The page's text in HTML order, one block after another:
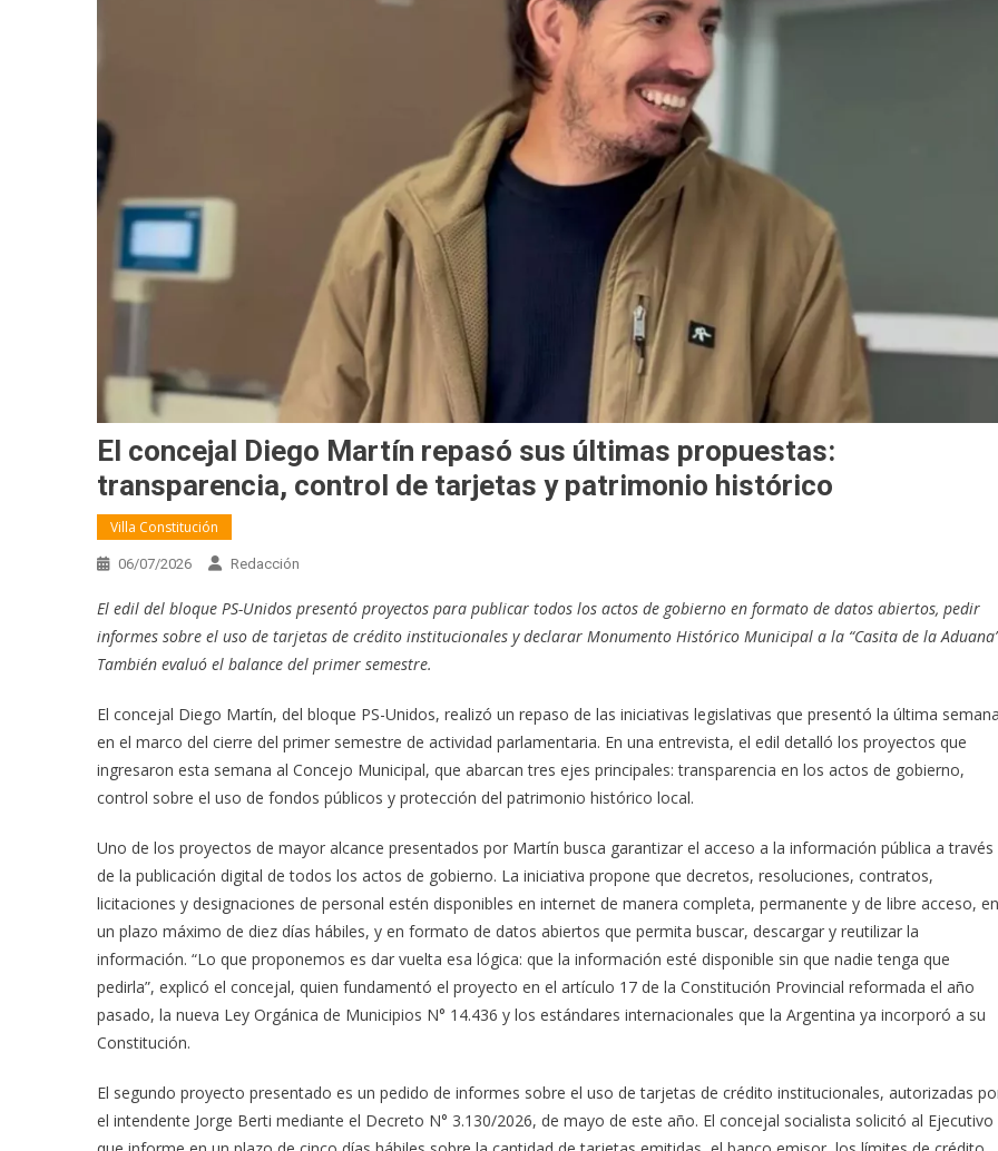
El concejal Diego Martín repasó sus últimas propuestas:
transparencia, control de tarjetas y patrimonio histórico
Villa Constitución
06/07/2026 Redacción
El edil del bloque PS-Unidos presentó proyectos para publicar todos los actos de gobierno en formato de datos abiertos, pedir
informes sobre el uso de tarjetas de crédito institucionales y declarar Monumento Histórico Municipal a la “Casita de la
También evaluó el balance del primer semestre.
El concejal Diego Martín, del bloque PS-Unidos, realizó un repaso de las iniciativas legislativas que presentó la última
en el marco del cierre del primer semestre de actividad parlamentaria. En una entrevista, el edil detalló los proyectos que
ingresaron esta semana al Concejo Municipal, que abarcan tres ejes principales: transparencia en los actos de gobierno,
control sobre el uso de fondos públicos y protección del patrimonio histórico local.
Uno de los proyectos de mayor alcance presentados por Martín busca garantizar el acceso a la información pública a través
de la publicación digital de todos los actos de gobierno. La iniciativa propone que decretos, resoluciones, contratos,
licitaciones y designaciones de personal estén disponibles en internet de manera completa, permanente y de libre acceso, en
un plazo máximo de diez días hábiles, y en formato de datos abiertos que permita buscar, descargar y reutilizar la
información. “Lo que proponemos es dar vuelta esa lógica: que la información esté disponible sin que nadie tenga que
pedirla”, explicó el concejal, quien fundamentó el proyecto en el artículo 17 de la Constitución Provincial reformada el año
pasado, la nueva Ley Orgánica de Municipios N° 14.436 y los estándares internacionales que la Argentina ya incorporó a su
Constitución.
El segundo proyecto presentado es un pedido de informes sobre el uso de tarjetas de crédito institucionales, autorizadas
el intendente Jorge Berti mediante el Decreto N° 3.130/2026, de mayo de este año. El concejal socialista solicitó al Ejecutivo